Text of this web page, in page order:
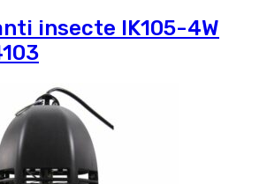
insecte IK105-4W